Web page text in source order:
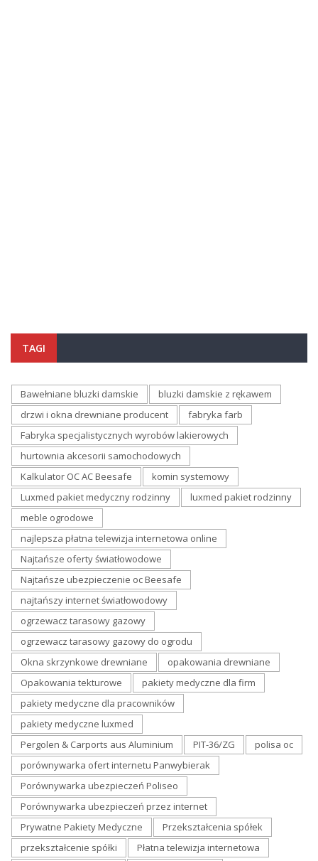
TAGI
Bawełniane bluzki damskie
bluzki damskie z rękawem
drzwi i okna drewniane producent
fabryka farb
Fabryka specjalistycznych wyrobów lakierowych
hurtownia akcesorii samochodowych
Kalkulator OC AC Beesafe
komin systemowy
Luxmed pakiet medyczny rodzinny
luxmed pakiet rodzinny
meble ogrodowe
najlepsza płatna telewizja internetowa online
Najtańsze oferty światłowodowe
Najtańsze ubezpieczenie oc Beesafe
najtańszy internet światłowodowy
ogrzewacz tarasowy gazowy
ogrzewacz tarasowy gazowy do ogrodu
Okna skrzynkowe drewniane
opakowania drewniane
Opakowania tekturowe
pakiety medyczne dla firm
pakiety medyczne dla pracowników
pakiety medyczne luxmed
Pergolen & Carports aus Aluminium
PIT-36/ZG
polisa oc
porównywarka ofert internetu Panwybierak
Porównywarka ubezpieczeń Poliseo
Porównywarka ubezpieczeń przez internet
Prywatne Pakiety Medyczne
Przekształcenia spółek
przekształcenie spółki
Płatna telewizja internetowa